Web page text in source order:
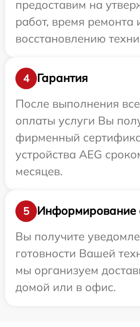
предоставим на
работ, время ремонта
восстановлению
4
Гарантия
После выполнения
оплаты услуги Вы
фирменный
устройства AEG
месяцев.
5
Информирование
Вы получите
готовности Вашей
мы организуем
домой или в офис.